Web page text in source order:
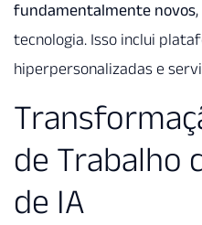
fundamentalmente novos
tecnologia. Isso inclui
hiperpersonalizadas e
de Trabalho
de IA